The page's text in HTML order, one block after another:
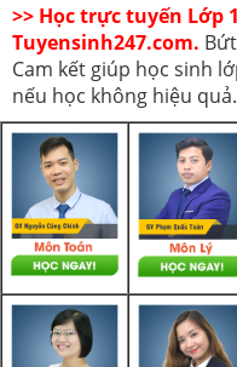
>> Học trực tuyến Lớp
Tuyensinh247.com.
Cam kết giúp học sinh
nếu học không hiệu quả.